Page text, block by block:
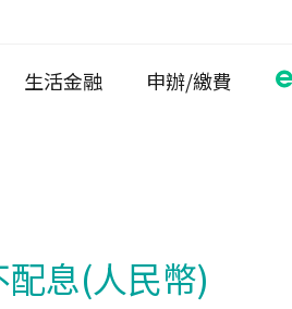
生活金融 申辦/繳費
息(人民幣)